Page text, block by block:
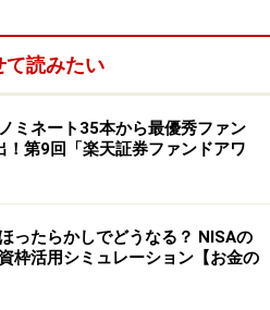
場合、販売金融機関の営業担
や銀行は、投資信託を販売す
購入手数料を受け取っていま
、購入手数料を取れさえすれ
運用管理費用に含まれる代行
て読みたい
ミネート35本から最優秀ファン
！第9回「楽天証券ファンドアワ
ったらかしでどうなる？ NISAの
枠活用シミュレーション【お金の